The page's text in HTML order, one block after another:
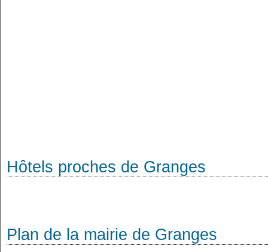
Hôtels proches de Granges
Plan de la mairie de Granges